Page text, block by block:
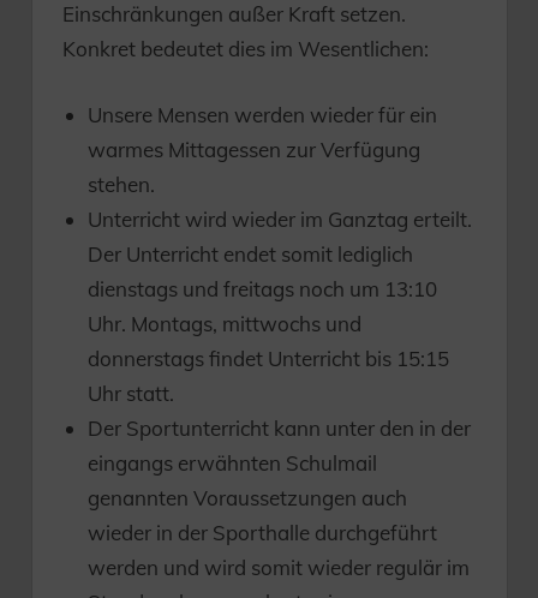
Einschränkungen außer Kraft setzen.
Konkret bedeutet dies im Wesentlichen:
Unsere Mensen werden wieder für ein
warmes Mittagessen zur Verfügung
stehen.
Unterricht wird wieder im Ganztag erteilt.
Der Unterricht endet somit lediglich
dienstags und freitags noch um 13:10
Uhr. Montags, mittwochs und
donnerstags findet Unterricht bis 15:15
Uhr statt.
Der Sportunterricht kann unter den in der
eingangs erwähnten Schulmail
genannten Voraussetzungen auch
wieder in der Sporthalle durchgeführt
werden und wird somit wieder regulär im